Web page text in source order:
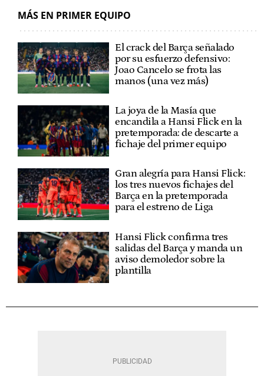
MÁS EN PRIMER EQUIPO
El crack del Barça señalado
por su esfuerzo defensivo:
Joao Cancelo se frota las
manos (una vez más)
La joya de la Masía que
encandila a Hansi Flick en la
pretemporada: de descarte a
fichaje del primer equipo
Gran alegría para Hansi Flick:
los tres nuevos fichajes del
Barça en la pretemporada
para el estreno de Liga
Hansi Flick confirma tres
salidas del Barça y manda un
aviso demoledor sobre la
plantilla